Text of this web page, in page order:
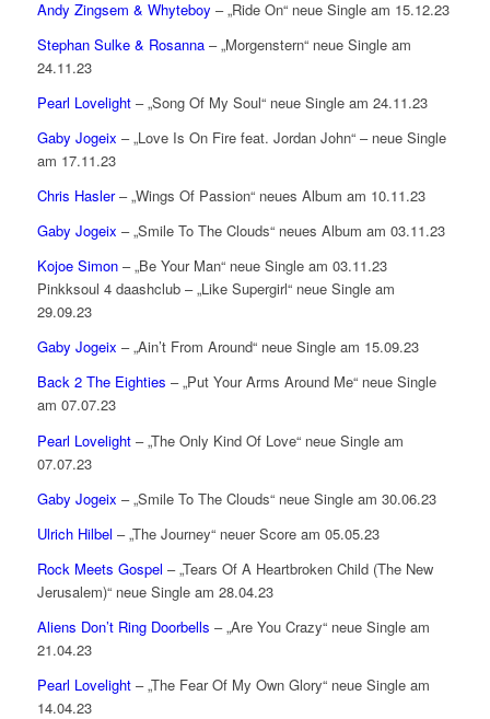
Andy Zingsem & Whyteboy – „Ride On“ neue Single am 15.12.23
Stephan Sulke & Rosanna– „Morgenstern“ neue Single am
24.11.23
Pearl Lovelight– „Song Of My Soul“ neue Single am 24.11.23
Gaby Jogeix – „Love Is On Fire feat. Jordan John“ – neue Single
am 17.11.23
Chris Hasler– „Wings Of Passion“ neues Album am 10.11.23
Gaby Jogeix – „Smile To The Clouds“ neues Album am 03.11.23
Kojoe Simon– „Be Your Man“ neue Single am 03.11.23
Pinkksoul 4 daashclub – „Like Supergirl“ neue Single am
29.09.23
Gaby Jogeix – „Ain’t From Around“ neue Single am 15.09.23
Back 2 The Eighties – „Put Your Arms Around Me“ neue Single
am 07.07.23
Pearl Lovelight– „The Only Kind Of Love“ neue Single am
07.07.23
Gaby Jogeix – „Smile To The Clouds“ neue Single am 30.06.23
Ulrich Hilbel – „The Journey“ neuer Score am 05.05.23
Rock Meets Gospel – „Tears Of A Heartbroken Child (The New
Jerusalem)“ neue Single am 28.04.23
Aliens Don’t Ring Doorbells – „Are You Crazy“ neue Single am
21.04.23
Pearl Lovelight– „The Fear Of My Own Glory“ neue Single am
14.04.23